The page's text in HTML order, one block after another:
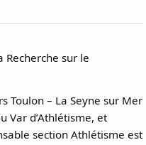
Recherche sur le
Toulon – La Seyne sur Mer
Var d’Athlétisme, et
section Athlétisme est